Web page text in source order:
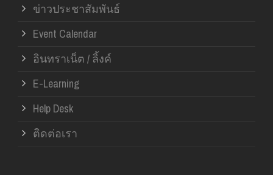
ข่าวประชาสัมพันธ์
Event Calendar
อินทราเน็ต / ลิ้งค์
E-Learning
Help Desk
ติดต่อเรา